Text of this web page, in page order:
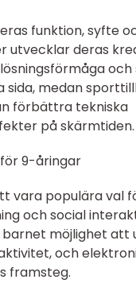
funktion, syfte
utvecklar deras
och
sida, medan
förbättra tekniska
på skärmtiden.
9-åringar
vara populära val
och social
barnet möjlighet att
och
framsteg.